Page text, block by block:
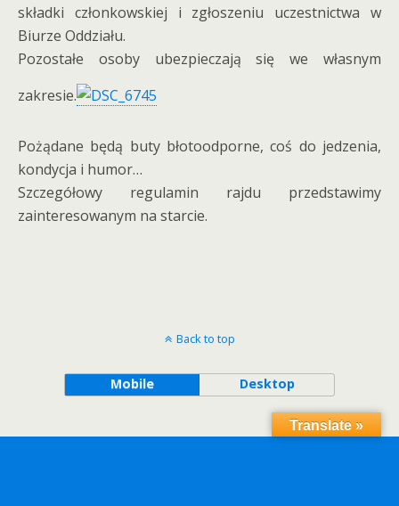
składki członkowskiej i zgłoszeniu uczestnictwa w
Biurze Oddziału.
Pozostałe osoby ubezpieczają się we własnym
zakresie.
Pożądane będą buty błotoodporne, coś do jedzenia,
kondycja i humor…
Szczegółowy regulamin rajdu przedstawimy
zainteresowanym na starcie.
Back to top
Mobile Desktop
Translate »